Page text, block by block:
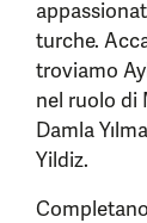
turche.
troviamo
nel ruolo di
Damla
Yildiz.